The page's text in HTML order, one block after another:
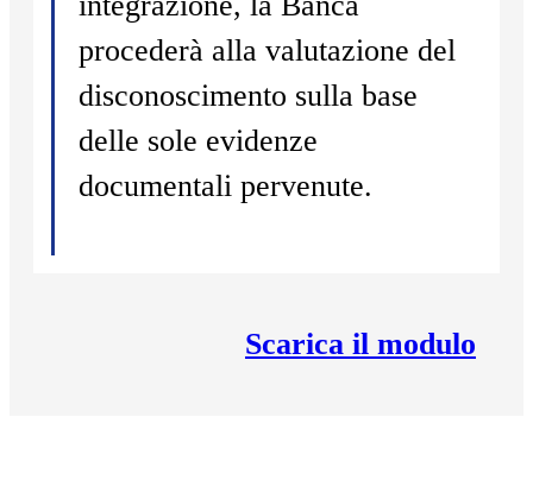
procederà alla valutazione del
disconoscimento sulla base
delle sole evidenze
documentali pervenute.
Scarica il modulo